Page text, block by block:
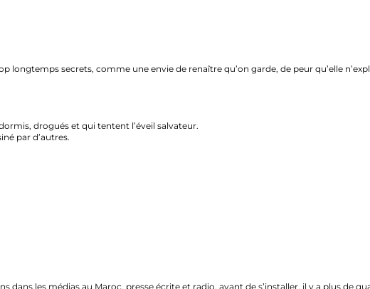
secrets, comme une envie de renaître qu’on garde, de peur qu’elle n’explose
drogués et qui tentent l’éveil salvateur.
d’autres.
médias au Maroc, presse écrite et radio, avant de s’installer, il y a plus de quatre